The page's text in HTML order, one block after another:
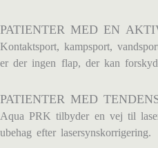
PATIENTER MED EN
Kontaktsport, kampsport,
er der ingen flap, der kan
PATIENTER MED
Aqua PRK tilbyder en vej til
ubehag efter lasersynskorrigering.